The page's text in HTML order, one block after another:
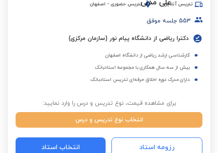
تدریس آنلاین تدریس حضوری - اصفهان
553 جلسه موفق
دکترا ریاضی از دانشگاه پیام نور (سازمان مرکزی)
کارشناسی ارشد ریاضی از دانشگاه اصفهان
بیش از سه سال همکاری با مجموعه استادبانک
دارای مدرک دوره اخلاق حرفه‌ای تدریس استادبانک
برای مشاهده قیمت، نوع تدریس و درس را وارد نمایید:
انتخاب نوع تدریس و درس
رزومه استاد انتخاب استاد